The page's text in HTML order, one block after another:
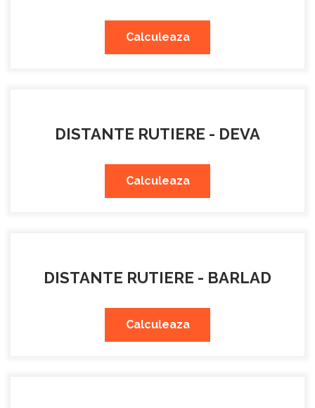
Calculeaza
DISTANTE RUTIERE - DEVA
Calculeaza
DISTANTE RUTIERE - BARLAD
Calculeaza